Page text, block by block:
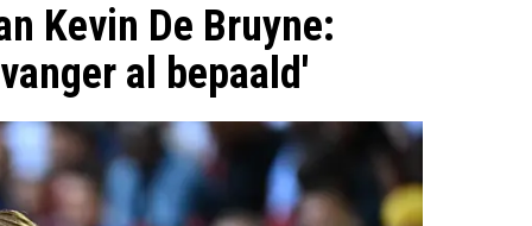
Kevin De Bruyne:
al bepaald'